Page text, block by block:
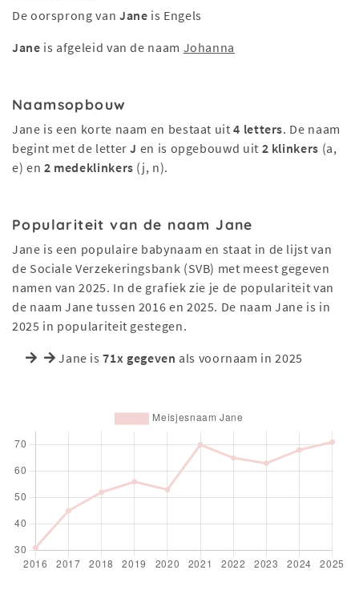
De oorsprong van Jane is Engels
Jane is afgeleid van de naam Johanna
Naamsopbouw
Jane is een korte naam en bestaat uit4 letters. De naam
begint met de letterJ en is opgebouwd uit 2 klinkers (a,
e) en 2 medeklinkers (j, n).
Populariteit van de naam Jane
Jane is een populaire babynaam en staat in de lijst van
de Sociale Verzekeringsbank (SVB) met meest gegeven
namen van 2025. In de grafiek zie je de populariteit van
de naam Jane tussen 2016 en 2025. De naam Jane is in
2025 in populariteit gestegen.
Jane is71x gegeven als voornaam in 2025